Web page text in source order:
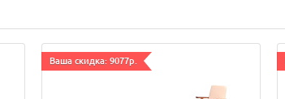
Ваша скидка: 9077р.